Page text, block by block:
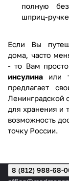
полную
шприц-ручке
Если Вы
дома, часто
- то Вам
инсулина или
предлагает
Ленинградской
для хранения и
возможность
точку России.
8 (812) 988-68-